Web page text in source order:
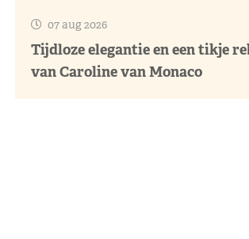
07 aug 2026
Tijdloze elegantie en een tikje
van Caroline van Monaco